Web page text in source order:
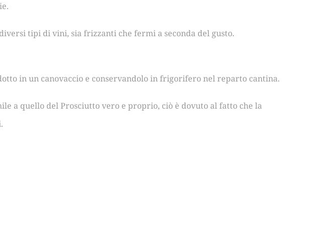
tipi di vini, sia frizzanti che fermi a seconda del gusto.
in un canovaccio e conservandolo in frigorifero nel reparto cantina.
a quello del Prosciutto vero e proprio, ciò è dovuto al fatto che la